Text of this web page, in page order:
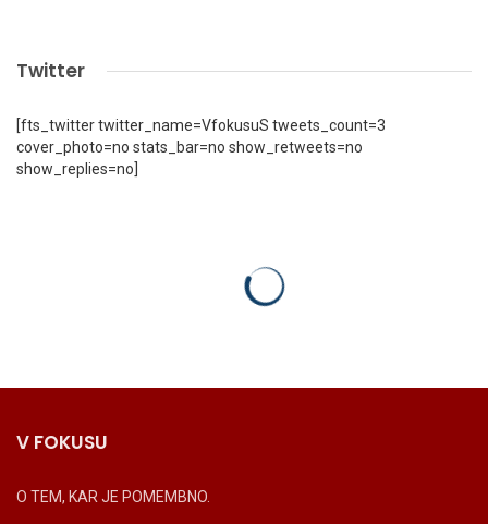
Twitter
[fts_twitter twitter_name=VfokusuS tweets_count=3
cover_photo=no stats_bar=no show_retweets=no
show_replies=no]
V FOKUSU
O TEM, KAR JE POMEMBNO.